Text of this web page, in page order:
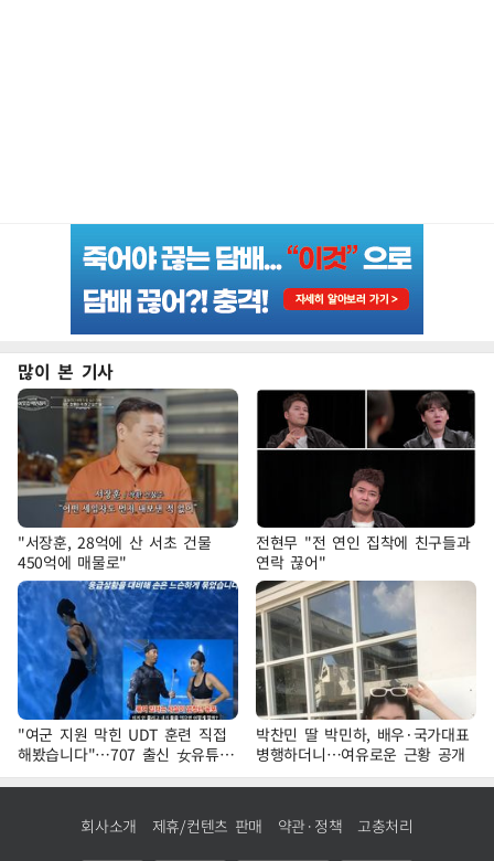
많이 본 기사
"서장훈, 28억에 산 서초 건물
450억에 매물로"
전현무 "전 연인 집착에 친구들과
연락 끊어"
"여군 지원 막힌 UDT 훈련 직접
해봤습니다"…707 출신 女유튜버
'완벽 소화'
박찬민 딸 박민하, 배우·국가대표
병행하더니…여유로운 근황 공개
회사소개 제휴/컨텐츠 판매 약관·정책 고충처리